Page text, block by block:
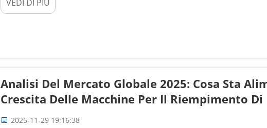
nelle loro parti progettate con precisione. Strutture in acciaio
VEDI DI PIÙ
Analisi Del Mercato Globale 2025: Cosa Sta
Crescita Delle Macchine Per Il Riempimento Di
2025-11-29 19:16:38